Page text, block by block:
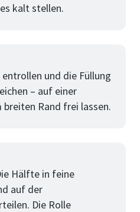
kalt stellen.
und die Füllung
– auf einer
breiten Rand frei lassen.
Hälfte in feine
auf der
Die Rolle